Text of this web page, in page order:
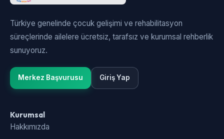
Türkiye genelinde çocuk gelişimi ve rehabilitasyon
süreçlerinde ailelere ücretsiz, tarafsız ve kurumsal rehberlik
sunuyoruz.
Merkez Başvurusu Giriş Yap
Kurumsal
Hakkımızda